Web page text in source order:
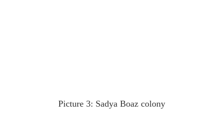
Picture 3: Sadya Boaz colony